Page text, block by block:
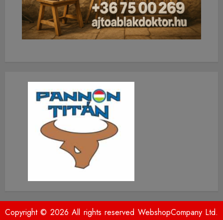
Copyright © 2026 All rights reserved WebshopCompany Ltd.